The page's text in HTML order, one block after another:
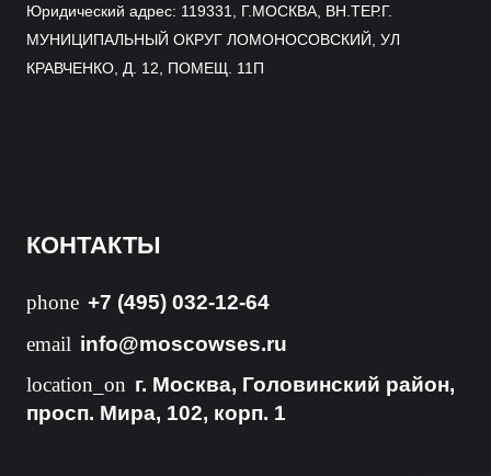
Юридический адрес: 119331, Г.МОСКВА, ВН.ТЕР.Г.
МУНИЦИПАЛЬНЫЙ ОКРУГ ЛОМОНОСОВСКИЙ, УЛ
КРАВЧЕНКО, Д. 12, ПОМЕЩ. 11П
КОНТАКТЫ
phone +7 (495) 032-12-64
email info@moscowses.ru
location_on г. Москва, Головинский район,
просп. Мира, 102, корп. 1